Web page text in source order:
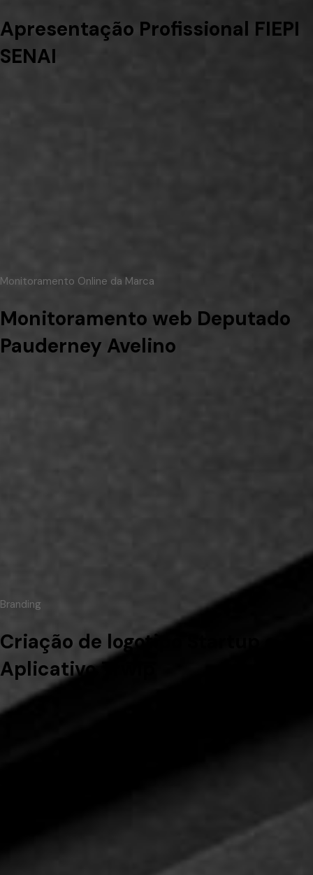
Apresentação Profissional FIEPI
SENAI
Monitoramento Online da Marca
Monitoramento web Deputado
Pauderney Avelino
Branding
Criação de logotipo Startup e
Aplicativo Trwip